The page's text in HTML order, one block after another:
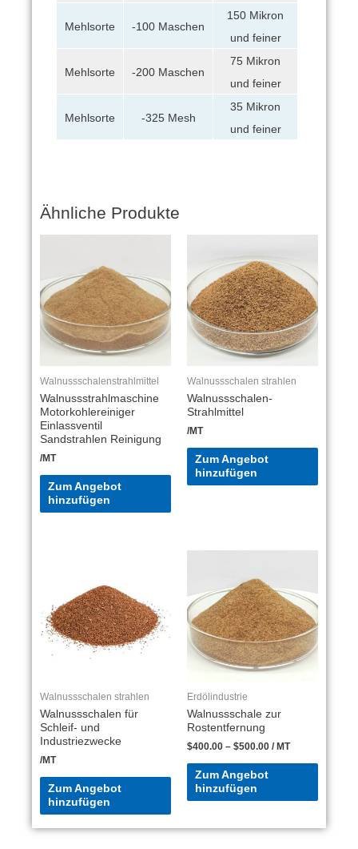
Mehlsorte -100 Maschen
150 Mikron
und feiner
Mehlsorte -200 Maschen
75 Mikron
und feiner
Mehlsorte -325 Mesh
35 Mikron
und feiner
Ähnliche Produkte
Walnussschalenstrahlmittel
Walnussstrahlmaschine
Motorkohlereiniger
Einlassventil
Sandstrahlen Reinigung
/MT
Zum Angebot
hinzufügen
Walnussschalen strahlen
Walnussschalen-
Strahlmittel
/MT
Zum Angebot
hinzufügen
Walnussschalen strahlen
Walnussschalen für
Schleif- und
Industriezwecke
/MT
Zum Angebot
hinzufügen
Erdölindustrie
Walnussschale zur
Rostentfernung
$400.00 – $500.00 / MT
Zum Angebot
hinzufügen